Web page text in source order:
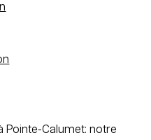
Pointe-Calumet: notre